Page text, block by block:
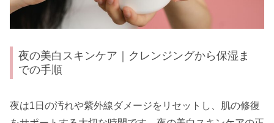
夜の美白スキンケア｜クレンジングから保湿ま
での手順
夜は1日の汚れや紫外線ダメージをリセットし、肌の修復